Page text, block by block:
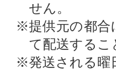
せん。
※提供元の都合
て配送するこ
※発送される曜